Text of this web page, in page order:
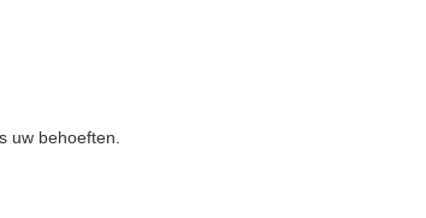
uw behoeften.